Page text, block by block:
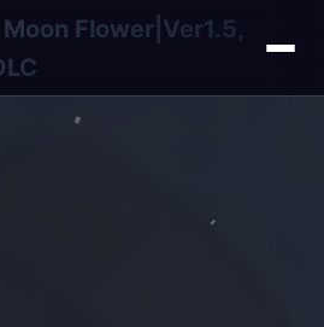
Flower|Ver1.5,